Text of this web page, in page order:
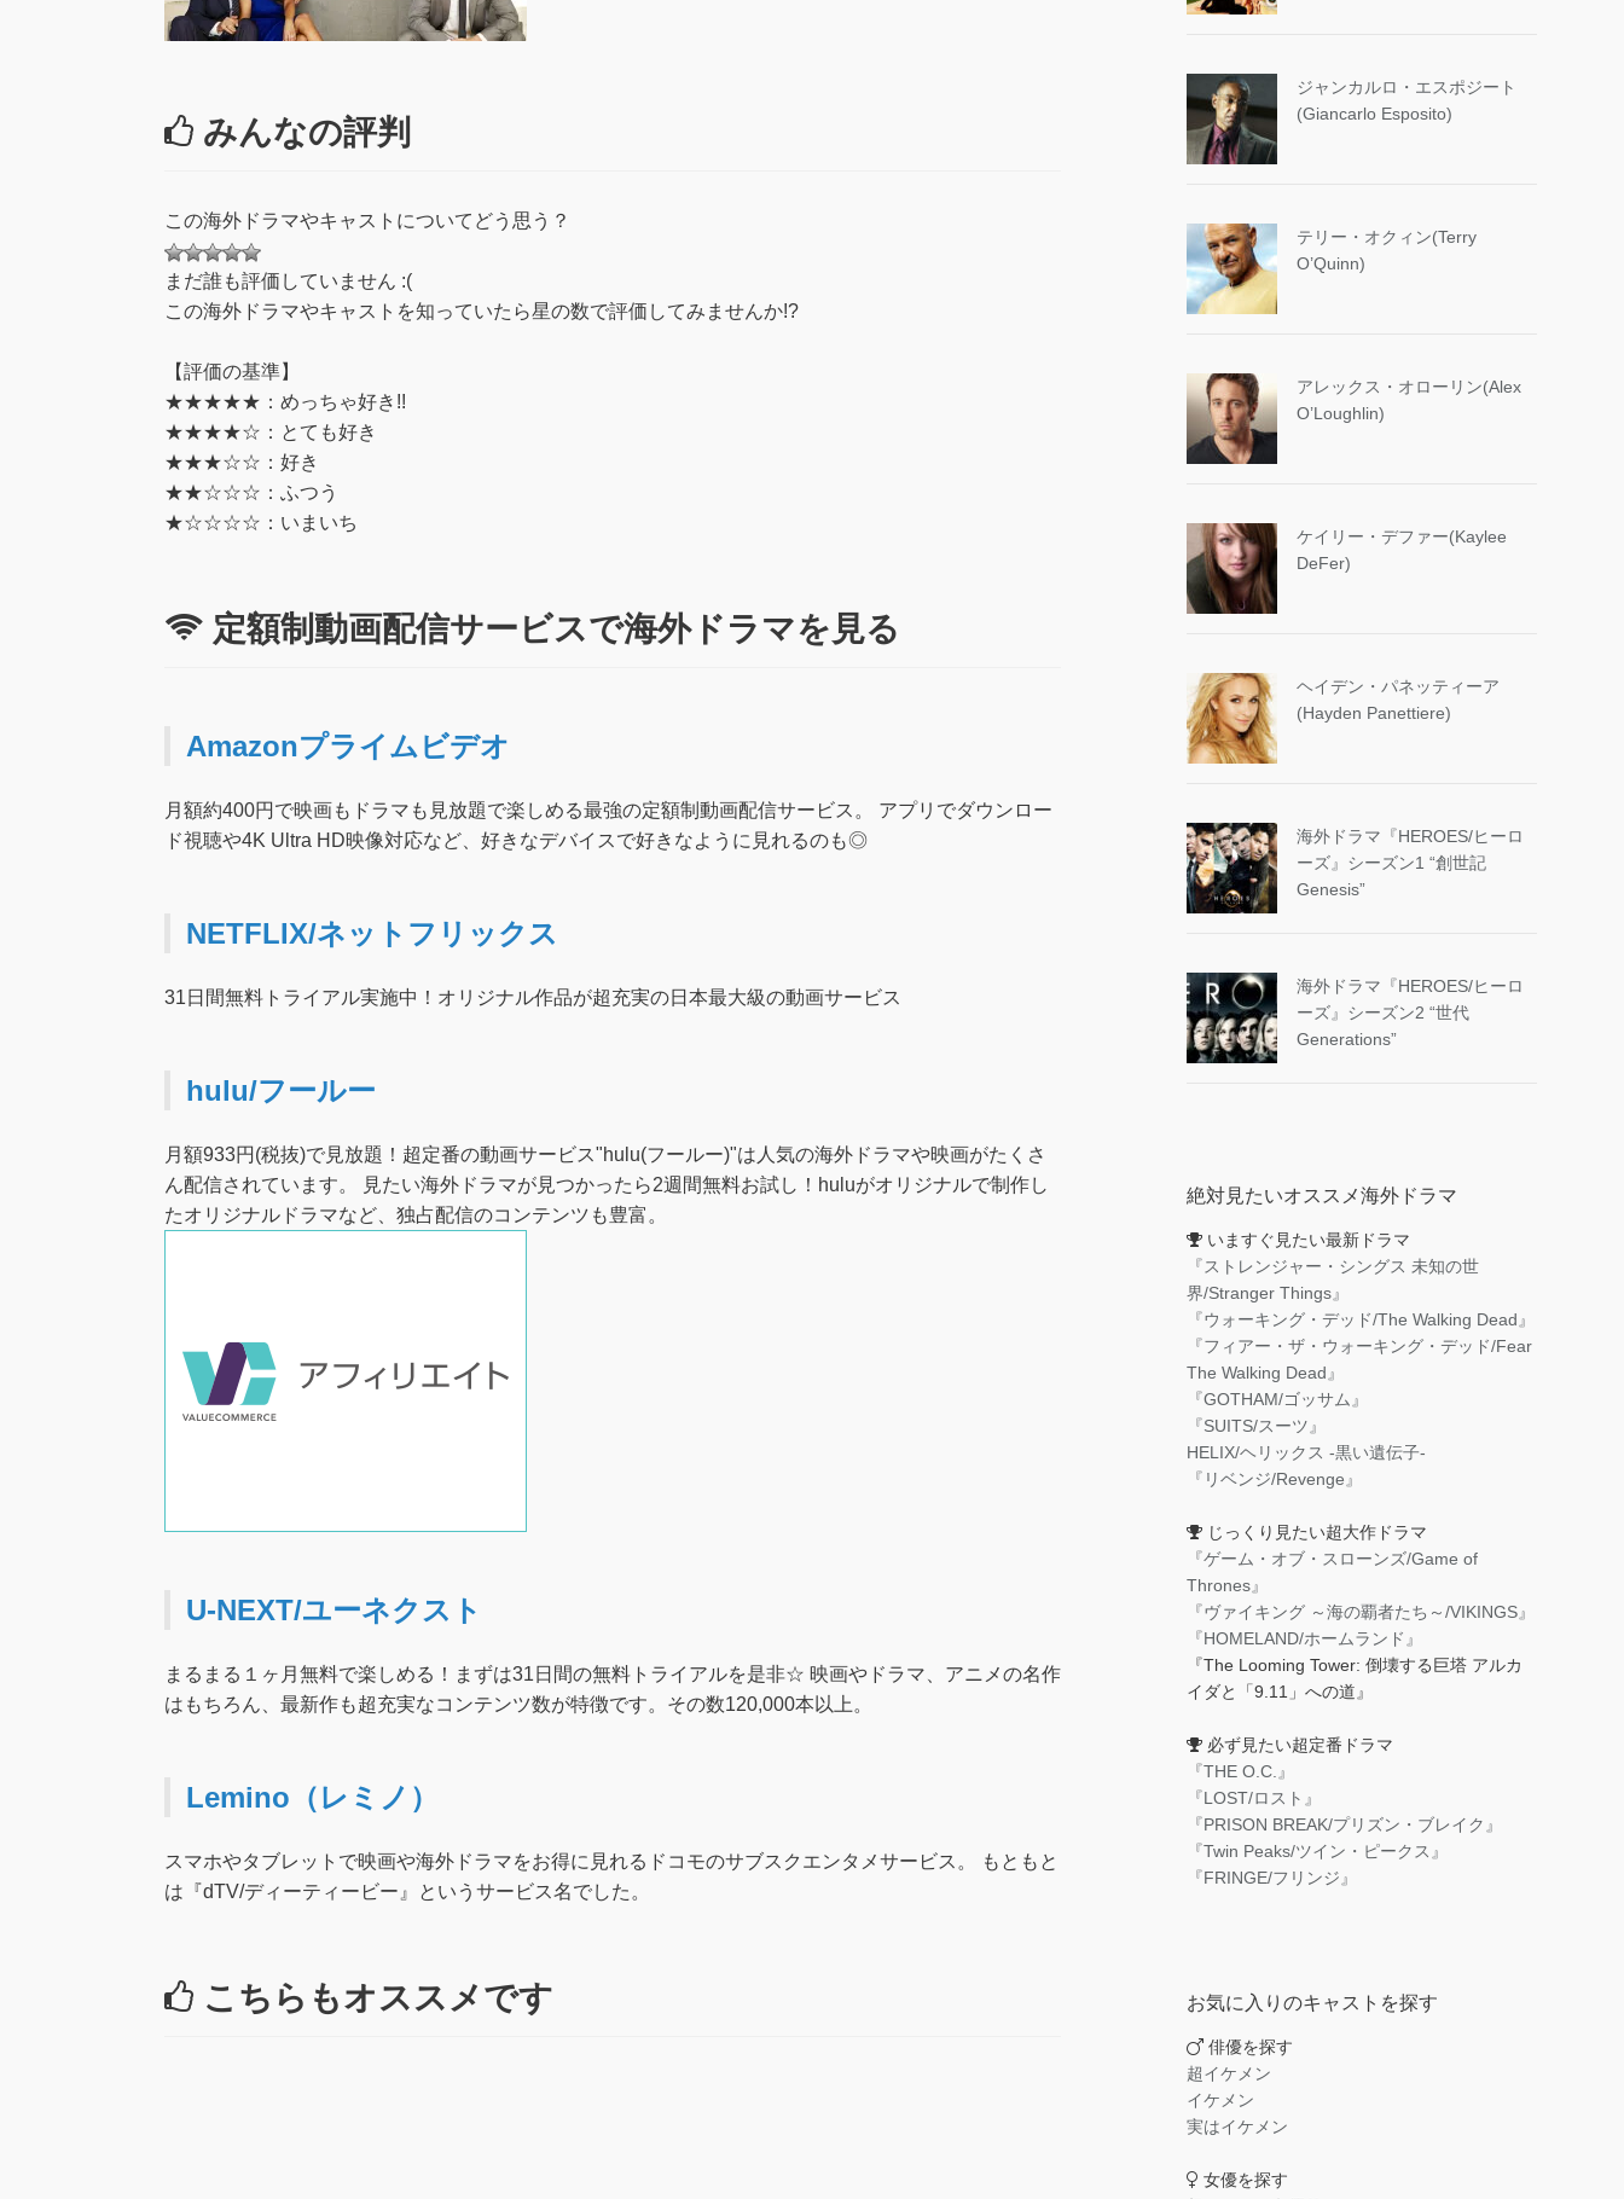
みんなの評判
この海外ドラマやキャストについてどう思う？
まだ誰も評価していません :(
この海外ドラマやキャストを知っていたら星の数で評価してみませんか!?
【評価の基準】
★★★★★：めっちゃ好き!!
★★★★☆：とても好き
★★★☆☆：好き
★★☆☆☆：ふつう
★☆☆☆☆：いまいち
定額制動画配信サービスで海外ドラマを見る
Amazonプライムビデオ
月額約400円で映画もドラマも見放題で楽しめる最強の定額制動画配信サービス。 アプリでダウンロー
ド視聴や4K Ultra HD映像対応など、好きなデバイスで好きなように見れるのも◎
NETFLIX/ネットフリックス
31日間無料トライアル実施中！オリジナル作品が超充実の日本最大級の動画サービス
hulu/フールー
月額933円(税抜)で見放題！超定番の動画サービス"hulu(フールー)"は人気の海外ドラマや映画がたくさ
ん配信されています。 見たい海外ドラマが見つかったら2週間無料お試し！huluがオリジナルで制作し
たオリジナルドラマなど、独占配信のコンテンツも豊富。
U-NEXT/ユーネクスト
まるまる１ヶ月無料で楽しめる！まずは31日間の無料トライアルを是非☆ 映画やドラマ、アニメの名作
はもちろん、最新作も超充実なコンテンツ数が特徴です。その数120,000本以上。
Lemino（レミノ）
スマホやタブレットで映画や海外ドラマをお得に見れるドコモのサブスクエンタメサービス。 もともと
は『dTV/ディーティービー』というサービス名でした。
こちらもオススメです
ジャンカルロ・エスポジート
(Giancarlo Esposito)
テリー・オクィン(Terry
O’Quinn)
アレックス・オローリン(Alex
O’Loughlin)
ケイリー・デファー(Kaylee
DeFer)
ヘイデン・パネッティーア
(Hayden Panettiere)
海外ドラマ『HEROES/ヒーロ
ーズ』シーズン1 “創世記
Genesis”
海外ドラマ『HEROES/ヒーロ
ーズ』シーズン2 “世代
Generations”
絶対見たいオススメ海外ドラマ
いますぐ見たい最新ドラマ
『ストレンジャー・シングス 未知の世
界/Stranger Things』
『ウォーキング・デッド/The Walking Dead』
『フィアー・ザ・ウォーキング・デッド/Fear
The Walking Dead』
『GOTHAM/ゴッサム』
『SUITS/スーツ』
HELIX/ヘリックス -黒い遺伝子-
『リベンジ/Revenge』
じっくり見たい超大作ドラマ
『ゲーム・オブ・スローンズ/Game of
Thrones』
『ヴァイキング ～海の覇者たち～/VIKINGS』
『HOMELAND/ホームランド』
『The Looming Tower: 倒壊する巨塔 アルカ
イダと「9.11」への道』
必ず見たい超定番ドラマ
『THE O.C.』
『LOST/ロスト』
『PRISON BREAK/プリズン・ブレイク』
『Twin Peaks/ツイン・ピークス』
『FRINGE/フリンジ』
お気に入りのキャストを探す
俳優を探す
超イケメン
イケメン
実はイケメン
女優を探す